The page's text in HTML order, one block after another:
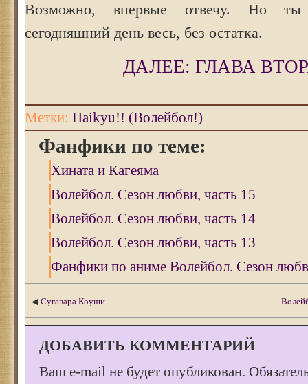
Возможно, впервые отвечу. Но
сегодняшний день весь, без остатка.
ДАЛЕЕ: ГЛАВА
Метки: Haikyu!! (Волейбол!)
Фанфики по теме:
Хината и Кагеяма
Волейбол. Сезон любви, часть 15
Волейбол. Сезон любви, часть 14
Волейбол. Сезон любви, часть 13
Фанфики по аниме Волейбол. Сезон
◀ Сугавара Коуши
ДОБАВИТЬ КОММЕНТАРИЙ
Ваш e-mail не будет опубликован.